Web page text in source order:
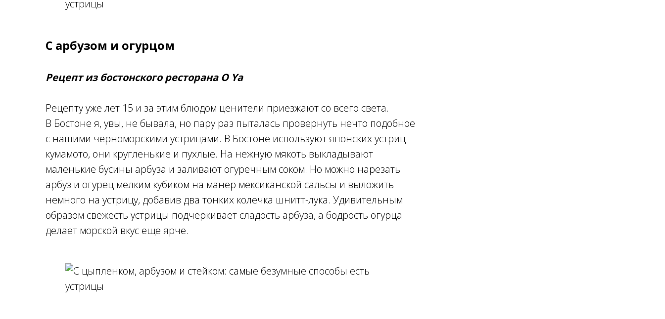
С арбузом и огурцом
Рецепт из бостонского ресторана O Ya
Рецепту уже лет 15 и за этим блюдом ценители приезжают со всего света.
В Бостоне я, увы, не бывала, но пару раз пыталась провернуть нечто подобное
с нашими черноморскими устрицами. В Бостоне используют японских устриц
кумамото, они кругленькие и пухлые. На нежную мякоть выкладывают
маленькие бусины арбуза и заливают огуречным соком. Но можно нарезать
арбуз и огурец мелким кубиком на манер мексиканской сальсы и выложить
немного на устрицу, добавив два тонких колечка шнитт-лука. Удивительным
образом свежесть устрицы подчеркивает сладость арбуза, а бодрость огурца
делает морской вкус еще ярче.